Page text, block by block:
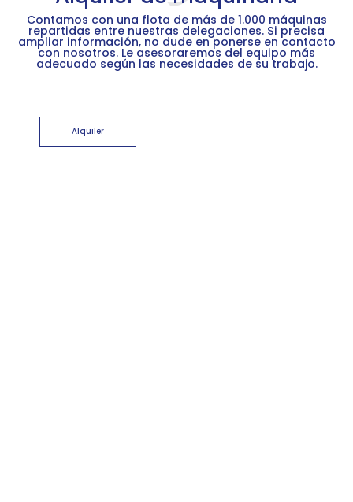
Contamos con una flota de más de 1.000 máquinas
repartidas entre nuestras delegaciones. Si precisa
ampliar información, no dude en ponerse en contacto
con nosotros. Le asesoraremos del equipo más
adecuado según las necesidades de su trabajo.
Alquiler